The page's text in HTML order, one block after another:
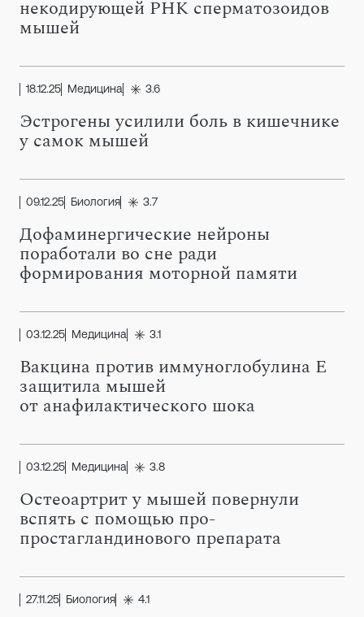
некодирующей РНК сперматозоидов
мышей
18.12.25 Медицина 3.6
Эстрогены усилили боль в кишечнике
у самок мышей
09.12.25 Биология 3.7
Дофаминергические нейроны
поработали во сне ради
формирования моторной памяти
03.12.25 Медицина 3.1
Вакцина против иммуноглобулина E
защитила мышей
от анафилактического шока
03.12.25 Медицина 3.8
Остеоартрит у мышей повернули
вспять с помощью про-
простагландинового препарата
27.11.25 Биология 4.1